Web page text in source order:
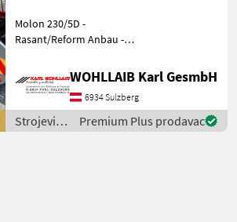
Molon 230/5D -
Rasant/Reform Anbau -
Zinkenträger - 5
Doppelzinken pro
Zinkenträger - Außenbreite
260 cm - Arbeitsbreite 230
cm - Ge
WOHLLAIB Karl GesmbH
6934 Sulzberg
Strojevi i
oprema
Premium Plus prodavac